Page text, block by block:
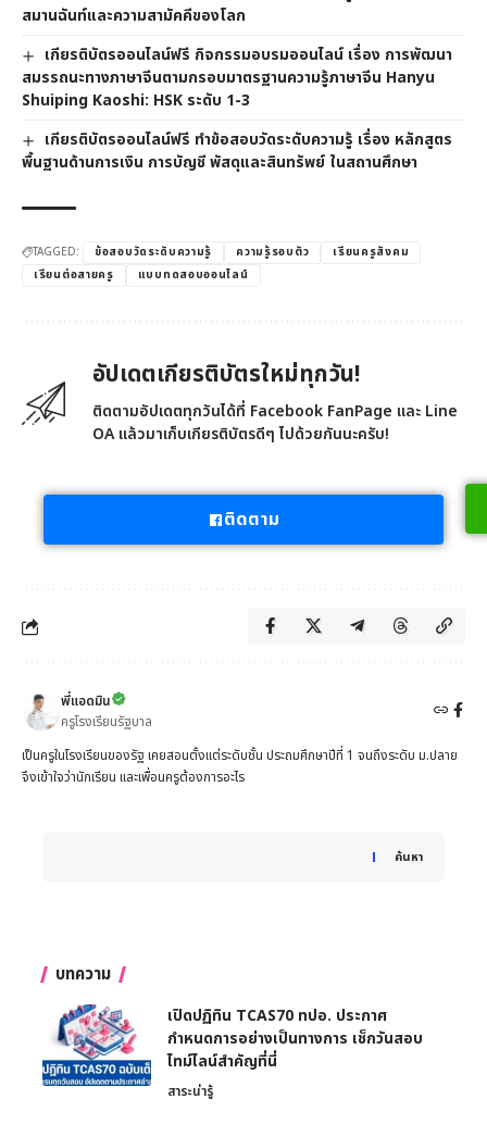
สมานฉันท์และความสามัคคีของโลก
เกียรติบัตรออนไลน์ฟรี กิจกรรมอบรมออนไลน์ เรื่อง การพัฒนา
สมรรถนะทางภาษาจีนตามกรอบมาตรฐานความรู้ภาษาจีน Hanyu
Shuiping Kaoshi: HSK ระดับ 1-3
เกียรติบัตรออนไลน์ฟรี ทำข้อสอบวัดระดับความรู้ เรื่อง หลักสูตร
พื้นฐานด้านการเงิน การบัญชี พัสดุและสินทรัพย์ ในสถานศึกษา
TAGGED: ข้อสอบวัดระดับความรู้ ความรู้รอบตัว
เรียนครูสังคม
เรียนต่อสายครู
แบบทดสอบออนไลน์
อัปเดตเกียรติบัตรใหม่ทุกวัน!
ติดตามอัปเดตทุกวันได้ที่ Facebook FanPage และ Line
OA แล้วมาเก็บเกียรติบัตรดีๆ ไปด้วยกันนะครับ!
ติดตาม
พี่แอดมิน
ครูโรงเรียนรัฐบาล
เป็นครูในโรงเรียนของรัฐ เคยสอนตั้งแต่ระดับชั้น ประถมศึกษาปีที่ 1 จนถึงระดับ ม.ปลาย
จึงเข้าใจว่านักเรียน และเพื่อนครูต้องการอะไร
ค้นหา
When autocomplete results are available use up and
บทความ
เปิดปฏิทิน TCAS70 ทปอ. ประกาศ
กำหนดการอย่างเป็นทางการ เช็กวันสอบ
ไทม์ไลน์สำคัญที่นี่
สาระน่ารู้